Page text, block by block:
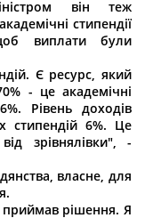
він теж
стипендії
виплати були
Є ресурс, який
- це академічні
Рівень доходів
стипендій 6%. Це
зрівнялівки", -
власне, для
рішення. Я